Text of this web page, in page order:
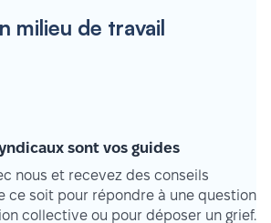
milieu de travail
sont vos guides
nous et recevez des conseils
ce soit pour répondre à une question
collective ou pour déposer un grief.